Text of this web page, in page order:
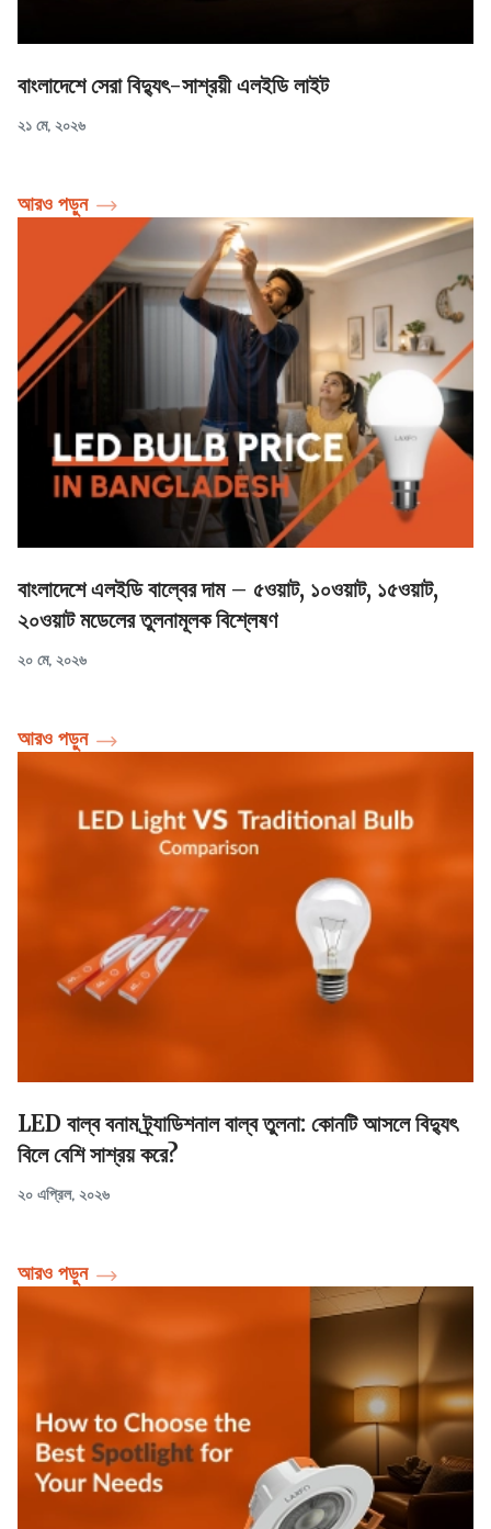
বাংলাদেশে সেরা বিদ্যুৎ-সাশ্রয়ী এলইডি লাইট
২১ মে, ২০২৬
আরও পড়ুন
বাংলাদেশে এলইডি বাল্বের দাম – ৫ওয়াট, ১০ওয়াট, ১৫ওয়াট,
২০ওয়াট মডেলের তুলনামূলক বিশ্লেষণ
২০ মে, ২০২৬
আরও পড়ুন
LED বাল্ব বনাম ট্র্যাডিশনাল বাল্ব তুলনা: কোনটি আসলে বিদ্যুৎ
বিলে বেশি সাশ্রয় করে?
২০ এপ্রিল, ২০২৬
আরও পড়ুন